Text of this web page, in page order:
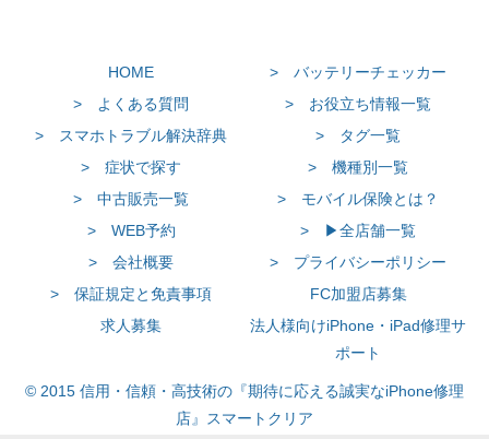
HOME
> バッテリーチェッカー
> よくある質問
> お役立ち情報一覧
> スマホトラブル解決辞典
> タグ一覧
> 症状で探す
> 機種別一覧
> 中古販売一覧
> モバイル保険とは？
> WEB予約
> ▶全店舗一覧
> 会社概要
> プライバシーポリシー
> 保証規定と免責事項
FC加盟店募集
求人募集
法人様向けiPhone・iPad修理サ
ポート
© 2015 信用・信頼・高技術の『期待に応える誠実なiPhone修理
店』スマートクリア